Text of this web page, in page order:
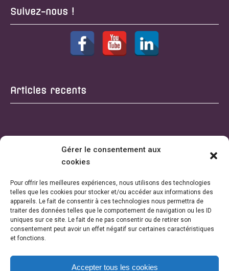
Gérer le consentement aux
cookies
Pour offrir les meilleures expériences, nous utilisons des technologies
telles que les cookies pour stocker et/ou accéder aux informations des
appareils. Le fait de consentir à ces technologies nous permettra de
traiter des données telles que le comportement de navigation ou les ID
uniques sur ce site. Le fait de ne pas consentir ou de retirer son
consentement peut avoir un effet négatif sur certaines caractéristiques
et fonctions.
Accepter tous les cookies
Suivez-nous !
Articles recents